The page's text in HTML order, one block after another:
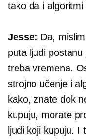
tako da i algoritmi
Jesse: Da,
puta ljudi
treba vremena.
strojno učenje i
kako, znate dok
kupuju, morate
ljudi koji kupuju. I